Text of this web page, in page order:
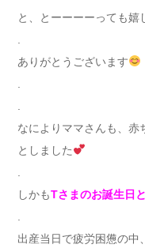
と、とーーーーっても嬉
ありがとうございます
なによりママさんも、赤
としました
しかもTさまのお誕生日
出産当日で疲労困憊の中